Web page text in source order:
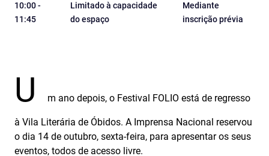
10:00 -
11:45
Limitado à capacidade
do espaço
Mediante
inscrição prévia
U m ano depois, o Festival FOLIO está de regresso
à Vila Literária de Óbidos. A Imprensa Nacional reservou
o dia 14 de outubro, sexta-feira, para apresentar os seus
eventos, todos de acesso livre.